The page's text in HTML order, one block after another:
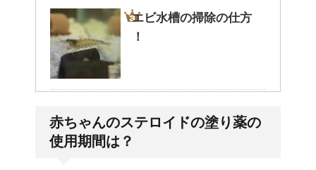
エビ水槽の掃除の仕方
！
について
赤ちゃんのステロイドの塗り薬の
使用期間は？